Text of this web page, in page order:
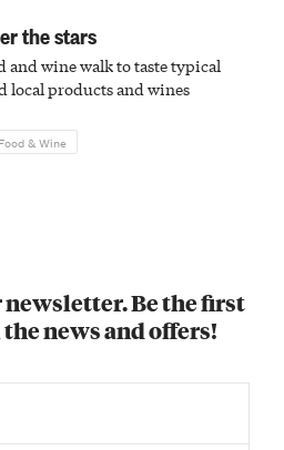
the stars
and wine walk to taste typical
local products and wines
Food & Wine
Be the first
news and offers!